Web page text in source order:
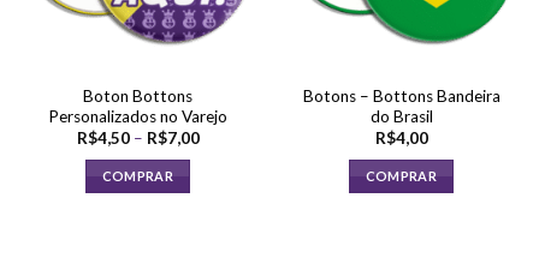
Boton Bottons
Personalizados no Varejo
R$4,50 – R$7,00Faixa
COMPRAR
Botons – Bottons Bandeira
do Brasil
R$4,00
COMPRAR